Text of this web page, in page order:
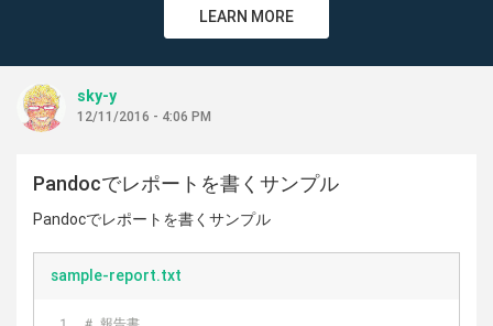
LEARN MORE
sky-y
12/11/2016 - 4:06 PM
Pandocでレポートを書くサンプル
Pandocでレポートを書くサンプル
sample-report.txt